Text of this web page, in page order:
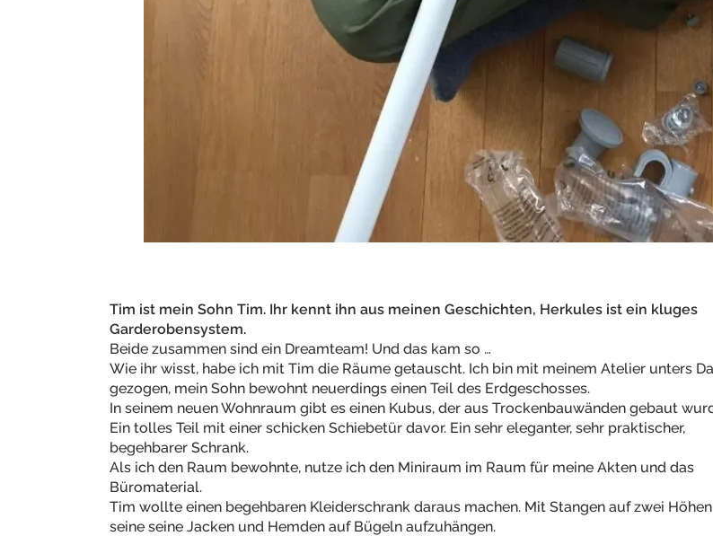
Tim ist mein Sohn Tim. Ihr kennt ihn aus meinen Geschichten, Herkules ist ein kluges
Garderobensystem.
Beide zusammen sind ein Dreamteam! Und das kam so …
Wie ihr wisst, habe ich mit Tim die Räume getauscht. Ich bin mit meinem Atelier unters
gezogen, mein Sohn bewohnt neuerdings einen Teil des Erdgeschosses.
In seinem neuen Wohnraum gibt es einen Kubus, der aus Trockenbauwänden gebaut
Ein tolles Teil mit einer schicken Schiebetür davor. Ein sehr eleganter, sehr praktischer,
begehbarer Schrank.
Als ich den Raum bewohnte, nutze ich den Miniraum im Raum für meine Akten und das
Büromaterial.
Tim wollte einen begehbaren Kleiderschrank daraus machen. Mit Stangen auf zwei
seine seine Jacken und Hemden auf Bügeln aufzuhängen.